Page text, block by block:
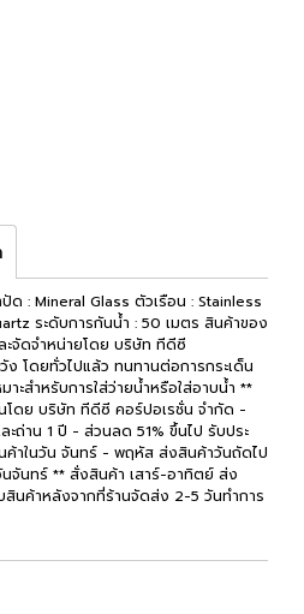
: Mineral Glass ตัวเรือน : Stainless
ระดับการกันน้ำ : 50 เมตร สินค้าของ
จัดจำหน่ายโดย บริษัท ทีดีซี
ง โดยทั่วไปแล้ว ทนทานต่อการกระเด็น
าะสำหรับการใส่ว่ายน้ำหรือใส่อาบน้ำ **
โดย บริษัท ทีดีซี คอร์ปอเรชั่น จำกัด -
ถ่าน 1 ปี - ส่วนลด 51% ขึ้นไป รับประ
ค้าในวัน จันทร์ - พฤหัส ส่งสินค้าวันถัดไป
จันทร์ ** สั่งสินค้า เสาร์-อาทิตย์ ส่ง
สินค้าหลังจากที่ร้านจัดส่ง 2-5 วันทำการ